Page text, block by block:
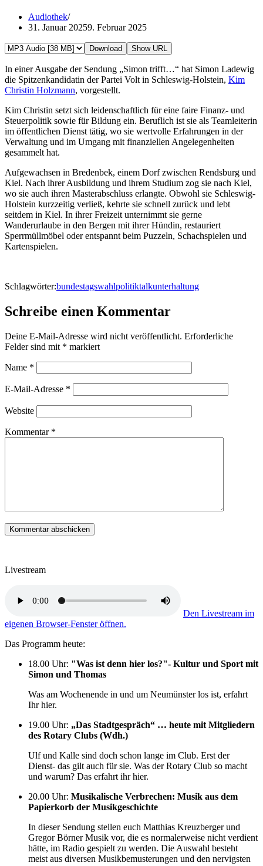
Audiothek
31. Januar 20259. Februar 2025
Download Show URL
In einer Ausgabe der Sendung „Simon trifft…“ hat Simon Ladewig
die Spitzenkandidatin der Partei Volt in Schleswig-Holstein, Kim
Christin Holzmann, vorgestellt.
Kim Christin setzt sich leidenschaftlich für eine faire Finanz- und
Steuerpolitik sowie für Bildung ein. Beruflich ist sie als Teamleiterin
im öffentlichen Dienst tätig, wo sie wertvolle Erfahrungen in der
Verwaltung und im Umgang mit finanziellen Angelegenheiten
gesammelt hat.
Aufgewachsen in Bredenbek, einem Dorf zwischen Rendsburg und
Kiel. Nach ihrer Ausbildung und ihrem Studium zog sie nach Kiel,
wo sie auch ihren Masterabschluss erlangte. Obwohl sie Schleswig-
Holstein kurzzeitig verließ, kehrte sie schnell zurück und lebt
seitdem in Kiel. In ihrer Freizeit unternimmt sie gerne
Wanderurlaube in den Bergen mit ihrer Hündin, restauriert
Sperrmüllmöbel oder entspannt beim Puzzeln, Schachspielen und
Kartenspielen.
Schlagwörter:bundestagswahlpolitiktalkunterhaltung
Schreibe einen Kommentar
Deine E-Mail-Adresse wird nicht veröffentlicht. Erforderliche
Felder sind mit * markiert
Name *
E-Mail-Adresse *
Website
Kommentar *
Livestream
Den Livestream im
eigenen Browser-Fenster öffnen.
Das Programm heute:
18.00 Uhr: "Was ist denn hier los?"- Kultur und Sport mit
Simon und Thomas
Was am Wochenende in und um Neumünster los ist, erfahrt
Ihr hier.
19.00 Uhr: „Das Stadtgespräch“ … heute mit Mitgliedern
des Rotary Clubs (Wdh.)
Ulf und Kalle sind doch schon lange im Club. Erst der
Dienst- das gilt auch für sie. Was der Rotary Club so macht
und warum? Das erfahrt ihr hier.
20.00 Uhr: Musikalische Verbrechen: Musik aus dem
Papierkorb der Musikgeschichte
In dieser Sendung stellen euch Matthias Kreuzberger und
Gregor Börner Musik vor, die es normalerweise nicht verdient
hätte, im Radio gespielt zu werden. Die Auswahl besteht
meist aus diversen Musikbemusterungen und den nervigsten